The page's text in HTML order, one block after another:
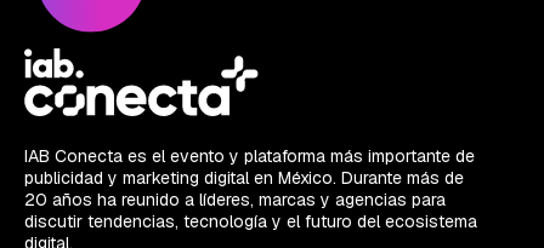
IAB Conecta es el evento y plataforma más importante de
publicidad y marketing digital en México. Durante más de
20 años ha reunido a líderes, marcas y agencias para
discutir tendencias, tecnología y el futuro del ecosistema
digital.